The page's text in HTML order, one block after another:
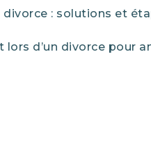
: solutions et
d’un divorce pour